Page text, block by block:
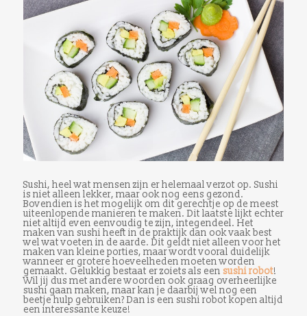
Sushi, heel wat mensen zijn er helemaal verzot op. Sushi
is niet alleen lekker, maar ook nog eens gezond.
Bovendien is het mogelijk om dit gerechtje op de meest
uiteenlopende manieren te maken. Dit laatste lijkt echter
niet altijd even eenvoudig te zijn, integendeel. Het
maken van sushi heeft in de praktijk dan ook vaak best
wel wat voeten in de aarde. Dit geldt niet alleen voor het
maken van kleine porties, maar wordt vooral duidelijk
wanneer er grotere hoeveelheden moeten worden
gemaakt. Gelukkig bestaat er zoiets als een sushi robot!
Wil jij dus met andere woorden ook graag overheerlijke
sushi gaan maken, maar kan je daarbij wel nog een
beetje hulp gebruiken? Dan is een sushi robot kopen altijd
een interessante keuze!